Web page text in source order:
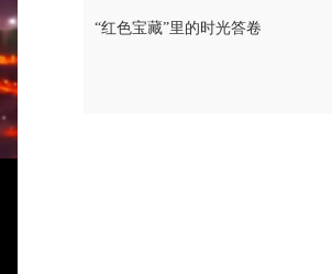
“红色宝藏”里的时光答卷